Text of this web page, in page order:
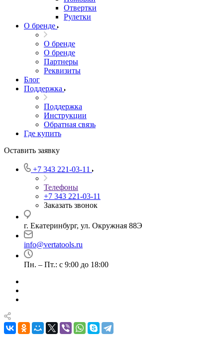
Отвертки
Рулетки
О бренде
О бренде
О бренде
Партнеры
Реквизиты
Блог
Поддержка
Поддержка
Инструкции
Обратная связь
Где купить
Оставить заявку
+7 343 221-03-11
Телефоны
+7 343 221-03-11
Заказать звонок
г. Екатеринбург, ул. Окружная 88Э
info@vertatools.ru
Пн. – Пт.: с 9:00 до 18:00